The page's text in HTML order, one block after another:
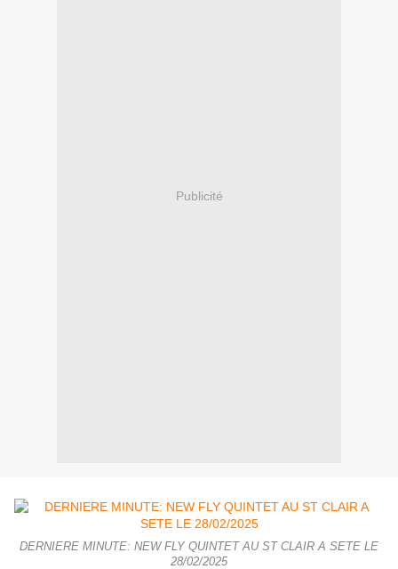
Publicité
DERNIERE MINUTE: NEW FLY QUINTET AU ST CLAIR A SETE LE
28/02/2025